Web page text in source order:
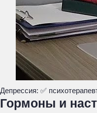
Депрессия: ✅
Гормоны и